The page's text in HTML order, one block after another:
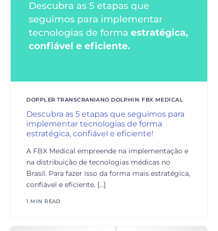
DOPPLER TRANSCRANIANO DOLPHIN, FBX MEDICAL
Descubra as 5 etapas que seguimos para
implementar tecnologias de forma
estratégica, confiável e eficiente!
A FBX Medical empreende na implementação e
na distribuição de tecnologias médicas no
Brasil. Para fazer isso da forma mais estratégica,
confiável e eficiente, […]
1 MIN READ